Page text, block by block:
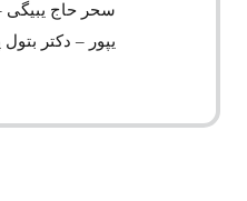
سحر حاج
یپور – دکتر بتول